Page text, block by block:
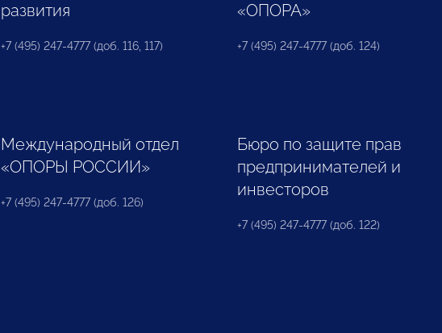
развития
+7 (495) 247-4777 (доб. 116, 117)
«ОПОРА»
+7 (495) 247-4777 (доб. 124)
Международный отдел
«ОПОРЫ РОССИИ»
+7 (495) 247-4777 (доб. 126)
Бюро по защите прав
предпринимателей и
инвесторов
+7 (495) 247-4777 (доб. 122)